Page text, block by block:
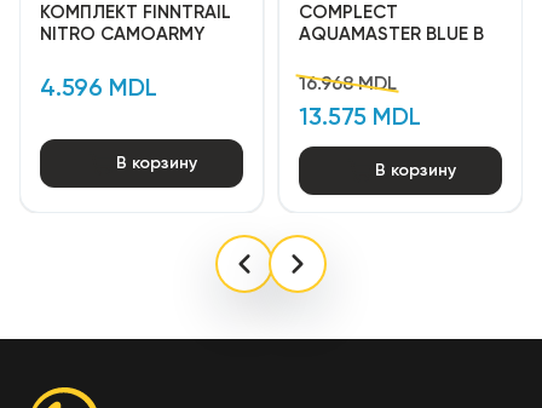
КОМПЛЕКТ FINNTRAIL
NITRO CAMOARMY
4.596 MDL
В корзину
COMPLECT
AQUAMASTER BLUE B
16.968 MDL
13.575 MDL
В корзину